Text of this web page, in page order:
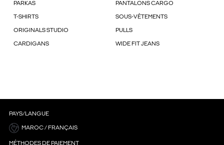
PARKAS PANTALONS CARGO
T-SHIRTS SOUS-VÊTEMENTS
ORIGINALS STUDIO PULLS
CARDIGANS WIDE FIT JEANS
PAYS/LANGUE
MAROC / FRANÇAIS
MÉTHODES DE PAIEMENT